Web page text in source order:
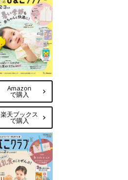
Amazon
で購入
楽天ブックス
で購入